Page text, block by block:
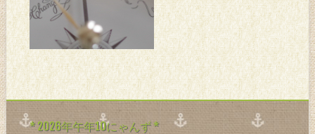
は関係あると思うワケ。。。
ってだいたいのワタシの不調
は自律神経系が多いんだ
が。。。 最近は気圧も関係な
くない？とか。。。 んで、気
圧計買ってみた。。。 まだ買
ったばかりなので関連は不
明。。。 むっちゅくんも雨の
日は足出
* 2026年午年10にゃんず *